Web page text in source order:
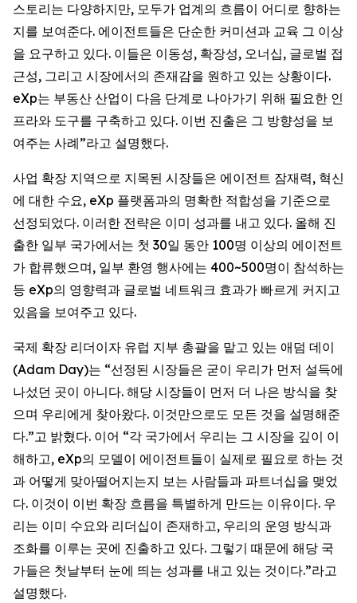
스토리는 다양하지만, 모두가 업계의 흐름이 어디로 향하는
지를 보여준다. 에이전트들은 단순한 커미션과 교육 그 이상
을 요구하고 있다. 이들은 이동성, 확장성, 오너십, 글로벌 접
근성, 그리고 시장에서의 존재감을 원하고 있는 상황이다.
eXp는 부동산 산업이 다음 단계로 나아가기 위해 필요한 인
프라와 도구를 구축하고 있다. 이번 진출은 그 방향성을 보
여주는 사례”라고 설명했다.
사업 확장 지역으로 지목된 시장들은 에이전트 잠재력, 혁신
에 대한 수요, eXp 플랫폼과의 명확한 적합성을 기준으로
선정되었다. 이러한 전략은 이미 성과를 내고 있다. 올해 진
출한 일부 국가에서는 첫 30일 동안 100명 이상의 에이전트
가 합류했으며, 일부 환영 행사에는 400~500명이 참석하는
등 eXp의 영향력과 글로벌 네트워크 효과가 빠르게 커지고
있음을 보여주고 있다.
국제 확장 리더이자 유럽 지부 총괄을 맡고 있는 애덤 데이
(Adam Day)는 “선정된 시장들은 굳이 우리가 먼저 설득에
나섰던 곳이 아니다. 해당 시장들이 먼저 더 나은 방식을 찾
으며 우리에게 찾아왔다. 이것만으로도 모든 것을 설명해준
다.”고 밝혔다. 이어 “각 국가에서 우리는 그 시장을 깊이 이
해하고, eXp의 모델이 에이전트들이 실제로 필요로 하는 것
과 어떻게 맞아떨어지는지 보는 사람들과 파트너십을 맺었
다. 이것이 이번 확장 흐름을 특별하게 만드는 이유이다. 우
리는 이미 수요와 리더십이 존재하고, 우리의 운영 방식과
조화를 이루는 곳에 진출하고 있다. 그렇기 때문에 해당 국
가들은 첫날부터 눈에 띄는 성과를 내고 있는 것이다.”라고
설명했다.